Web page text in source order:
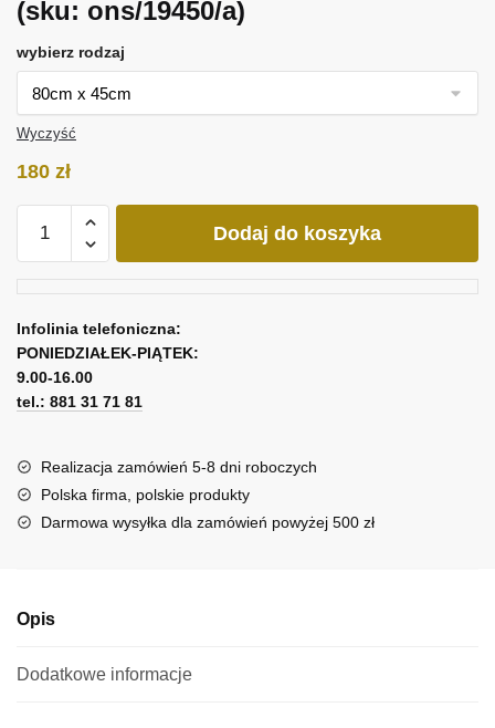
(sku: ons/19450/a)
wybierz rodzaj
Wyczyść
180 zł
Obraz
w
fiolecie
Dodaj do koszyka
Infolinia telefoniczna:
PONIEDZIAŁEK-PIĄTEK:
9.00-16.00
tel.: 881 31 71 81
Realizacja zamówień 5-8 dni roboczych
Polska firma, polskie produkty
Darmowa wysyłka dla zamówień powyżej 500 zł
Opis
Dodatkowe informacje